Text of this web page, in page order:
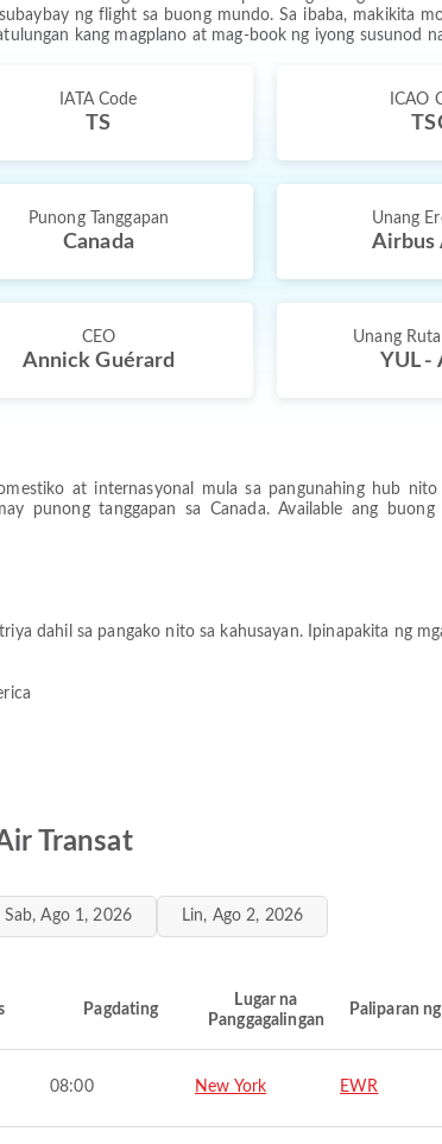
ng flight sa buong mundo. Sa ibaba, makikita
kang magplano at mag-book ng iyong susunod
IATA Code
TS
ICAO
Punong Tanggapan
Canada
Unang
Airbus
CEO
Annick Guérard
Unang
YUL -
at internasyonal mula sa pangunahing hub
punong tanggapan sa Canada. Available ang
dahil sa pangako nito sa kahusayan. Ipinapakita ng
Transat
Sab, Ago 1, 2026 Lin, Ago 2, 2026
Pagdating
Lugar na
Panggagalingan
Paliparan
08:00 New York EWR